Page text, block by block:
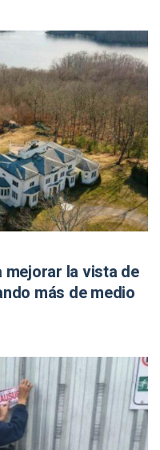
mejorar la vista de
más de medio